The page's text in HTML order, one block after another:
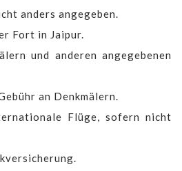
anders angegeben.
Fort in Jaipur.
und anderen angegebenen
an Denkmälern.
Flüge, sofern nicht